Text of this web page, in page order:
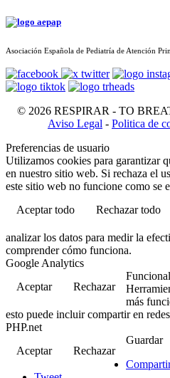
Asociación Española de Pediatría de Atención
© 2026 RESPIRAR - TO
Aviso Legal - Politica de
Preferencias de usuario
Utilizamos cookies para garantizar
en nuestro sitio web. Si rechaza el
este sitio web no funcione como se
Aceptar todo
Rechazar todo
analizar los datos para medir la
comprender cómo funciona.
Google Analytics
Aceptar
Rechazar
Funcional
más
esto puede incluir compartir en
PHP.net
Aceptar
Rechazar
Guardar